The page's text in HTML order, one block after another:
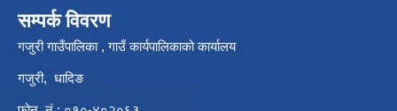
सम्पर्क विवरण
गजुरी गाउँपालिका , गाउँ कार्यपालिकाको कार्यालय
गजुरी, धादिङ